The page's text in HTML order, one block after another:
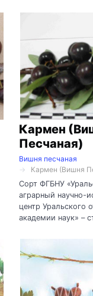
Кармен
Песчаная)
Вишня песчаная
Кармен (Вишня
Сорт ФГБНУ
аграрный научно-
центр Уральского
академии наук» –